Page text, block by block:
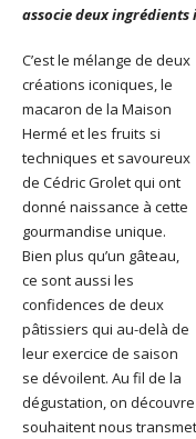
associe deux
C’est le mélange de deux
créations iconiques, le
macaron de la Maison
Hermé et les fruits si
techniques et savoureux
de Cédric Grolet qui ont
donné naissance à cette
gourmandise unique.
Bien plus qu’un gâteau,
ce sont aussi les
confidences de deux
pâtissiers qui au-delà de
leur exercice de saison
se dévoilent. Au fil de la
dégustation, on
souhaitent nous